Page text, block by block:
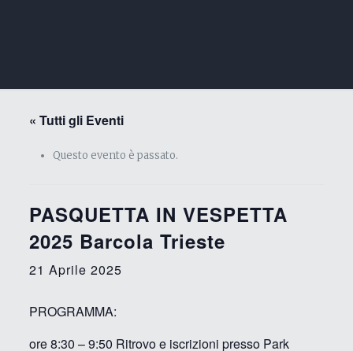
« Tutti gli Eventi
Questo evento è passato.
PASQUETTA IN VESPETTA
2025 Barcola Trieste
21 Aprile 2025
PROGRAMMA:
ore 8:30 – 9:50 Ritrovo e iscrizioni presso Park